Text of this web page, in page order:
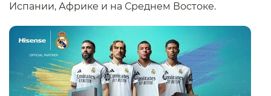
Испании, Африке и на Среднем Востоке.